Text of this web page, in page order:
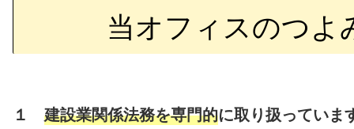
当オフィスのつよ
１ 建設業関係法務を専門的に取り扱っていま